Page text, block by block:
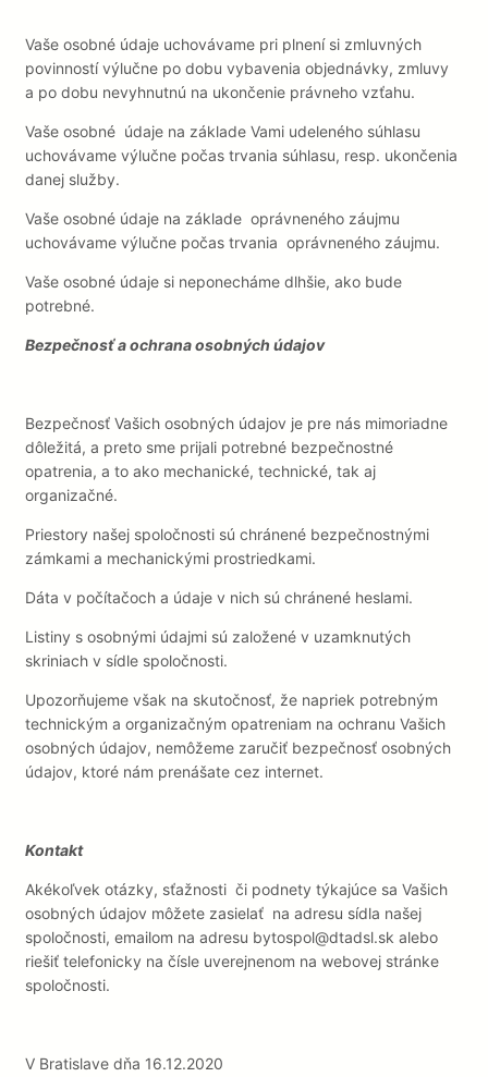
Vaše osobné údaje uchovávame pri plnení si zmluvných
povinností výlučne po dobu vybavenia objednávky, zmluvy
a po dobu nevyhnutnú na ukončenie právneho vzťahu.
Vaše osobné údaje na základe Vami udeleného súhlasu
uchovávame výlučne počas trvania súhlasu, resp. ukončenia
danej služby.
Vaše osobné údaje na základe oprávneného záujmu
uchovávame výlučne počas trvania oprávneného záujmu.
Vaše osobné údaje si neponecháme dlhšie, ako bude
potrebné.
Bezpečnosť a ochrana osobných údajov
Bezpečnosť Vašich osobných údajov je pre nás mimoriadne
dôležitá, a preto sme prijali potrebné bezpečnostné
opatrenia, a to ako mechanické, technické, tak aj
organizačné.
Priestory našej spoločnosti sú chránené bezpečnostnými
zámkami a mechanickými prostriedkami.
Dáta v počítačoch a údaje v nich sú chránené heslami.
Listiny s osobnými údajmi sú založené v uzamknutých
skriniach v sídle spoločnosti.
Upozorňujeme však na skutočnosť, že napriek potrebným
technickým a organizačným opatreniam na ochranu Vašich
osobných údajov, nemôžeme zaručiť bezpečnosť osobných
údajov, ktoré nám prenášate cez internet.
Kontakt
Akékoľvek otázky, sťažnosti či podnety týkajúce sa Vašich
osobných údajov môžete zasielať na adresu sídla našej
spoločnosti, emailom na adresu bytospol@dtadsl.sk alebo
riešiť telefonicky na čísle uverejnenom na webovej stránke
spoločnosti.
V Bratislave dňa 16.12.2020